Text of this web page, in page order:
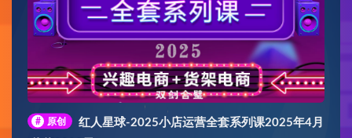
# 原创
红人星球-2025小店运营全套系列课2025年4月